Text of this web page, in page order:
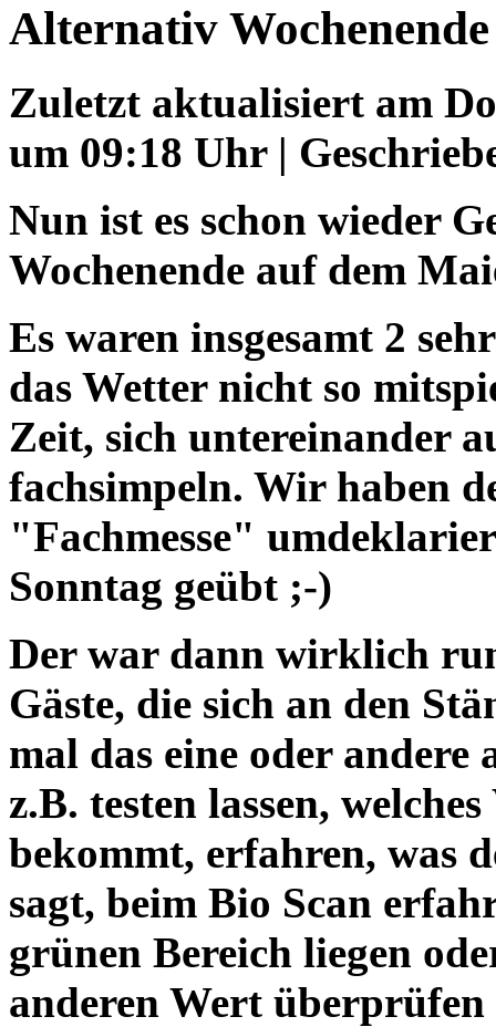
Alternativ Wochenende
Zuletzt aktualisiert am
um 09:18 Uhr |
Nun ist es schon wieder
Wochenende auf dem
Es waren insgesamt 2
das Wetter nicht so
Zeit, sich untereinander
fachsimpeln. Wir haben
"Fachmesse"
Sonntag geübt ;-)
Der war dann wirklich
Gäste, die sich an den
mal das eine oder
z.B. testen lassen,
bekommt, erfahren, was
sagt, beim Bio Scan
grünen Bereich liegen
anderen Wert überprüfen